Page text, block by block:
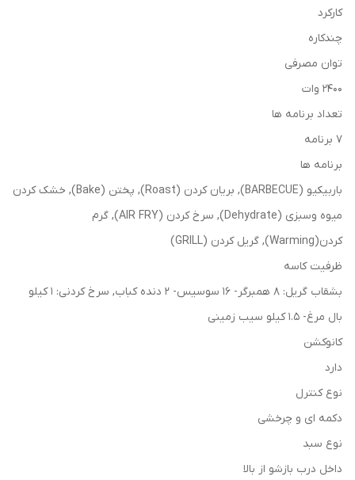
کارکرد
چندکاره
توان مصرفی
2400 وات
تعداد برنامه ها
7 برنامه
برنامه ها
باربیکیو (BARBECUE), بریان کردن (Roast), پختن (Bake), خشک کردن
میوه وسبزی (Dehydrate), سرخ کردن (AIR FRY), گرم
کردن(Warming), گریل کردن (GRILL)
ظرفیت کاسه
بشقاب گریل: 8 همبرگر- 16 سوسیس- 2 دنده کباب, سرخ کردنی: 1 کیلو
بال مرغ- 1.5 کیلو سیب زمینی
کانوکشن
دارد
نوع کنترل
دکمه ای و چرخشی
نوع سبد
داخل درب بازشو از بالا